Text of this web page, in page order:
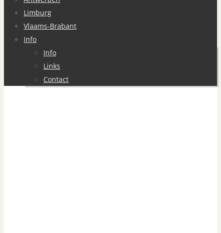
Limburg
Vlaams-Brabant
Info
Info
Links
Contact